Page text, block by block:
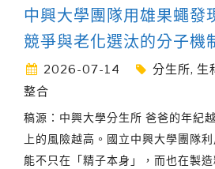
中興大學團隊用雄果蠅發
競爭與老化選汰的分子機
2026-07-14 分生所, 生
整合
稿源：中興大學分生所 爸爸的年紀
上的風險越高。國立中興大學團隊
能不只在「精子本身」，而也在製